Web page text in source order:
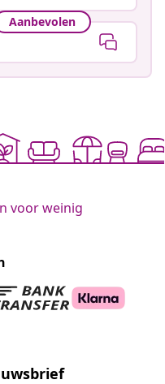
Aanbevolen
voor weinig